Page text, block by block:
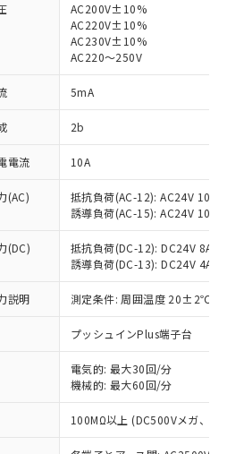
AC200V±10%
AC220V±10%
AC230V±10%
AC220～250V
5mA
2b
電流 10A
(AC)
抵抗負荷(AC-12): AC24V 10A/
誘導負荷(AC-15): AC24V
(DC)
抵抗負荷(DC-12): DC24V 8A/
誘導負荷(DC-13): DC24V 4A/
説明 測定条件: 周囲温度 20±2℃、
プッシュインPlus端子台
電気的: 最大30回/分
機械的: 最大60回/分
100MΩ以上 (DC500Vメガ、点
みいただき、同意のうえ
、当社制御機器事業取扱
庫状況および標準価格
させていただくもので
対象外となる商品もある
ください。
び標準価格照会結果は、
更新日時点での社内デー
成されるものであり、閲
での実際の在庫および標
RoHS指令（10物質）の
品が提供可能な商品で
指令（10物質）の非含
に切り替える予定のある
RoHS指令（10物質）の
商品で、対応品を出す予
RoHS指令（10物質）の
を調査中または確認中の
ンス料など無形物で、有
のない商品です。
り、非含有部品として
品と判明した場合などや
とがあります。
水銀(Hg) 1000ppm以下、 カド
以下、ポリ臭化ビフェニル
表
料含有率が中国RoHSの
ことを示します。
料含有率が中国RoHSの
ることを示します。
。当社販売部門へお問
値 (GB/T26572)：
水銀) : 1000ppm、 Cd(カドミウ
ら貴社製品のうち、外国
国貿易法に定める商品
貨物等」という）を輸出
の提供する場合は、日本
許可(または役務取引許
るなどの必要な手続きを